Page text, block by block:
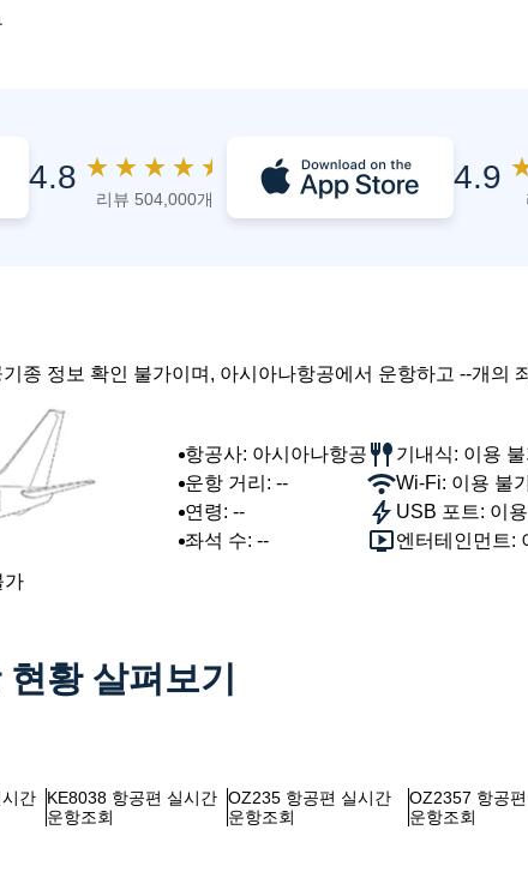
4.8 ★ ★ ★ ★ ★
리뷰 504,000개
4.9
종 정보 확인 불가이며, 아시아나항공에서 운항하고 --개의
가
항공사: 아시아나항공
운항 거리: --
연령: --
좌석 수: --
기내식: 이용
Wi-Fi: 이용 불
USB 포트: 이
엔터테인먼트:
황 살펴보기
간
KE8038 항공편 실시간
운항조회
OZ235 항공편 실시간
운항조회
OZ2357 항공
운항조회